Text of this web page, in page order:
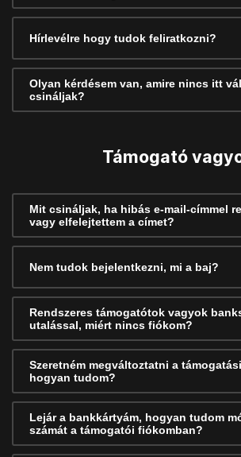
Hírlevélre hogy tudok feliratkozni?
Olyan kérdésem van, amire nincs itt
csináljak?
Támogató
Mit csináljak, ha hibás e-mail-címmel
vagy elfelejtettem a címet?
Nem tudok bejelentkezni, mi a baj?
Rendszeres támogatótok vagyok
utalással, miért nincs fiókom?
Szeretném megváltoztatni a
hogyan tudom?
Lejár a bankkártyám, hogyan tudom
számát a támogatói fiókomban?